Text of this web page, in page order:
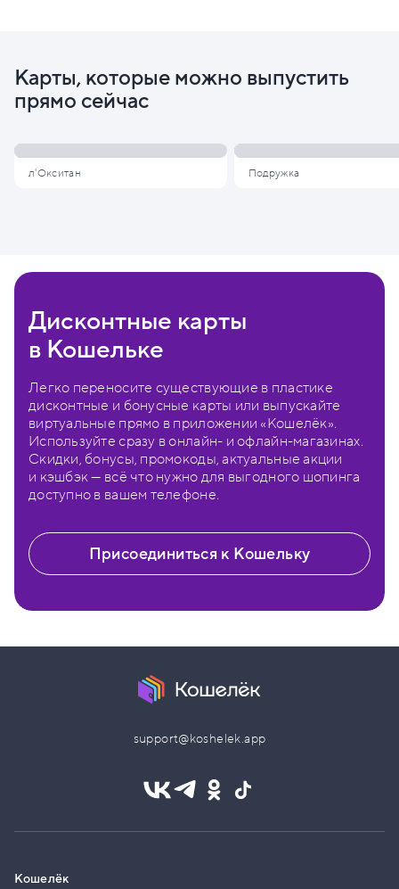
Карты, которые можно выпустить
прямо сейчас
л'Окситан Подружка
Дисконтные карты
в Кошельке
Легко переносите существующие в пластике
дисконтные и бонусные карты или выпускайте
виртуальные прямо в приложении «Кошелёк».
Используйте сразу в онлайн- и офлайн-магазинах.
Скидки, бонусы, промокоды, актуальные акции
и кэшбэк — всё что нужно для выгодного шопинга
доступно в вашем телефоне.
Присоединиться к Кошельку
support@koshelek.app
Кошелёк